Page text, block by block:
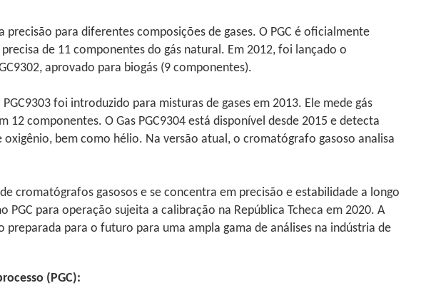
precisão para diferentes composições de gases. O PGC é oficialmente
de 11 componentes do gás natural. Em 2012, foi lançado o
aprovado para biogás (9 componentes).
foi introduzido para misturas de gases em 2013. Ele mede gás
12 componentes. O Gas PGC9304 está disponível desde 2015 e detecta
oxigênio, bem como hélio. Na versão atual, o cromatógrafo gasoso analisa
cromatógrafos gasosos e se concentra em precisão e estabilidade a longo
PGC para operação sujeita a calibração na República Tcheca em 2020. A
para o futuro para uma ampla gama de análises na indústria de
(PGC):